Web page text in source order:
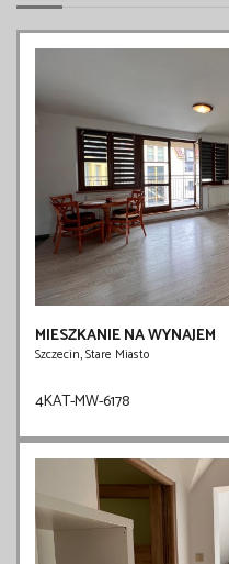
MIESZKANIE NA WYNAJEM
Szczecin, Stare Miasto
4KAT-MW-6178